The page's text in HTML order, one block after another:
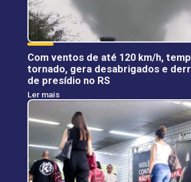
Com ventos de até 120 km/h,
tornado, gera desabrigados e
de presídio no RS
Ler mais